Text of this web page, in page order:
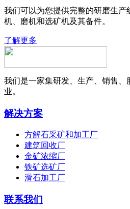
我们可以为您提供完整的研磨生
机、磨机和选矿机及其备件。
了解更多
我们是一家集研发、生产、销售、
业。
解决方案
方解石采矿和加工厂
建筑回收厂
金矿浓缩厂
铁矿选矿厂
滑石加工厂
联系我们